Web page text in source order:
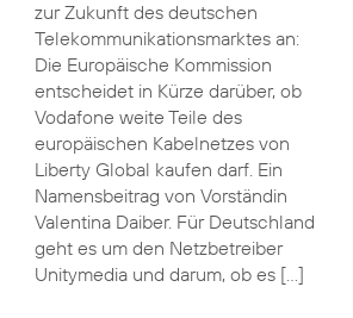
zur Zukunft des deutschen
Telekommunikationsmarktes an:
Die Europäische Kommission
entscheidet in Kürze darüber, ob
Vodafone weite Teile des
europäischen Kabelnetzes von
Liberty Global kaufen darf. Ein
Namensbeitrag von Vorständin
Valentina Daiber. Für Deutschland
geht es um den Netzbetreiber
Unitymedia und darum, ob es […]